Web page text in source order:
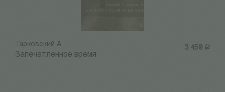
3 450 Р
Тарковский А.
Запечатленное время